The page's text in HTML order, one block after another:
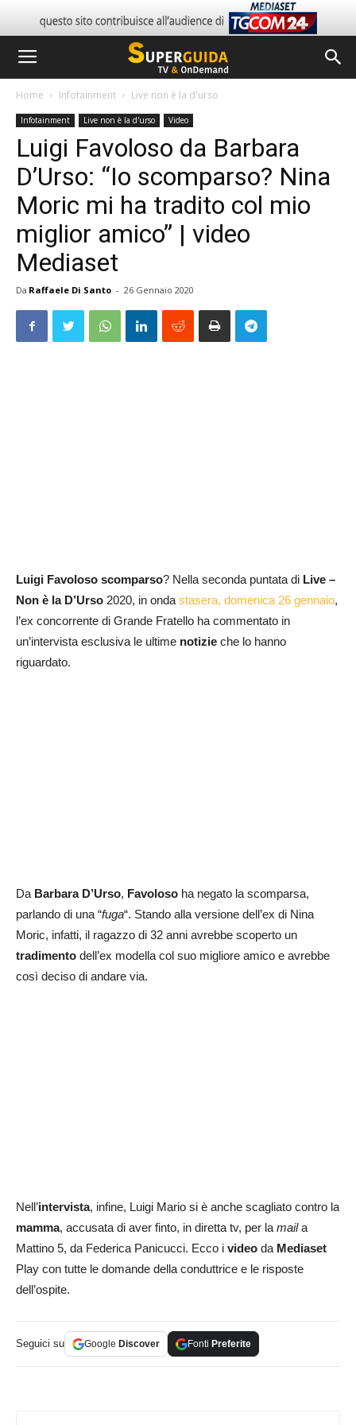
Home Infotainment Live non è la d'urso
Infotainment Live non è la d'urso Video
Luigi Favoloso da Barbara
D’Urso: “Io scomparso? Nina
Moric mi ha tradito col mio
miglior amico” | video
Mediaset
Da Raffaele Di Santo - 26 Gennaio 2020
Luigi Favoloso scomparso? Nella seconda puntata di Live –
Non è la D’Urso 2020, in ondastasera, domenica 26 gennaio,
l’ex concorrente di Grande Fratello ha commentato in
un’intervista esclusiva le ultime notizie che lo hanno
riguardato.
Da Barbara D’Urso, Favoloso ha negato la scomparsa,
parlando di una “fuga“. Stando alla versione dell’ex di Nina
Moric, infatti, il ragazzo di 32 anni avrebbe scoperto un
tradimento dell’ex modella col suo migliore amico e avrebbe
così deciso di andare via.
Nell’intervista, infine, Luigi Mario si è anche scagliato contro la
mamma, accusata di aver finto, in diretta tv, per lamaila
Mattino 5, da Federica Panicucci. Ecco i video da Mediaset
Play con tutte le domande della conduttrice e le risposte
dell’ospite.
Seguici su Google Discover Fonti Preferite